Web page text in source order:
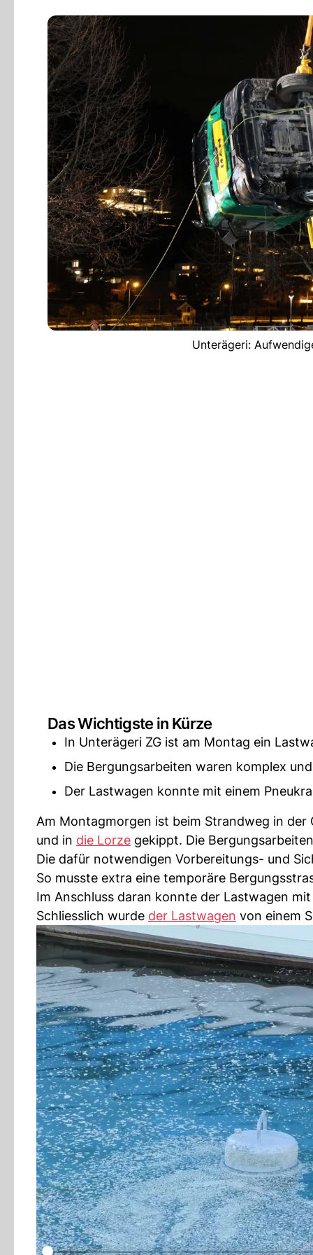
Unterägeri:
Das Wichtigste in Kürze
In Unterägeri ZG ist am Montag ein
Die Bergungsarbeiten waren komplex
Der Lastwagen konnte mit einem
Am Montagmorgen ist beim Strandweg in der
und in die Lorze gekippt. Die
Die dafür notwendigen Vorbereitungs- und
So musste extra eine temporäre
Im Anschluss daran konnte der Lastwagen
Schliesslich wurde der Lastwagen von einem